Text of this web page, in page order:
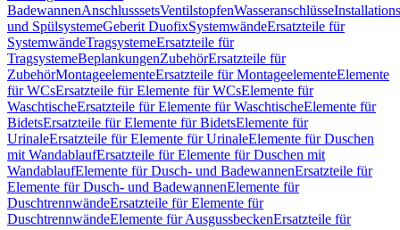
BadewannenAnschlusssetsVentilstopfenWasseranschlüsse
und SpülsystemeGeberit DuofixSystemwändeErsatzteile für
SystemwändeTragsystemeErsatzteile für
TragsystemeBeplankungenZubehörErsatzteile für
ZubehörMontageelementeErsatzteile für MontageelementeElemente
für WCsErsatzteile für Elemente für WCsElemente für
WaschtischeErsatzteile für Elemente für WaschtischeElemente für
BidetsErsatzteile für Elemente für BidetsElemente für
UrinaleErsatzteile für Elemente für UrinaleElemente für Duschen
mit WandablaufErsatzteile für Elemente für Duschen mit
WandablaufElemente für Dusch- und BadewannenErsatzteile für
Elemente für Dusch- und BadewannenElemente für
DuschtrennwändeErsatzteile für Elemente für
DuschtrennwändeElemente für AusgussbeckenErsatzteile für